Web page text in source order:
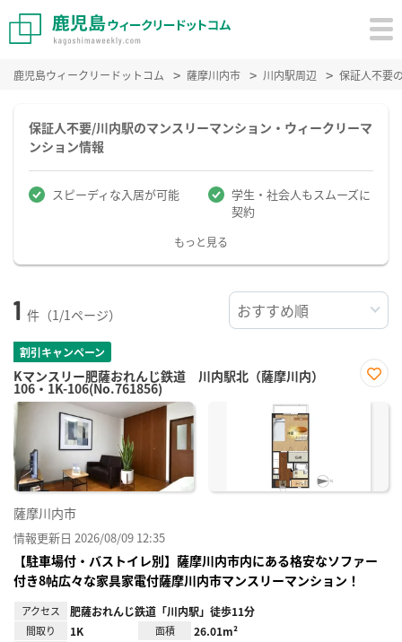
鹿児島ウィークリードットコム 薩摩川内市 川内駅周辺 保証人不要
保証人不要/川内駅のマンスリーマンション・ウィークリーマ
ンション情報
スピーディな入居が可能
学生・社会人もスムーズに
契約
もっと見る
1 件（1/1ページ）
割引キャンペーン
Kマンスリー肥薩おれんじ鉄道 川内駅北（薩摩川内）
106・1K-106(No.761856)
に入
薩摩川内市
情報更新日 2026/08/09 12:35
【駐車場付・バストイレ別】薩摩川内市内にある格安なソファー
付き8帖広々な家具家電付薩摩川内市マンスリーマンション！
アクセス 肥薩おれんじ鉄道「川内駅」徒歩11分
間取り 1K 面積 26.01m²